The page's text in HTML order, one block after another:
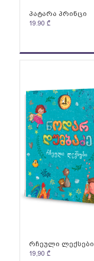
პატარა პრინცი
19.90 ₾
რჩეული ლექსები
19,90 ₾